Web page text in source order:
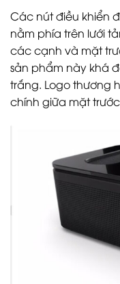
Các nút điều khiển
nằm phía trên lưới
các cạnh và mặt
sản phẩm này khá
trắng. Logo thương
chính giữa mặt